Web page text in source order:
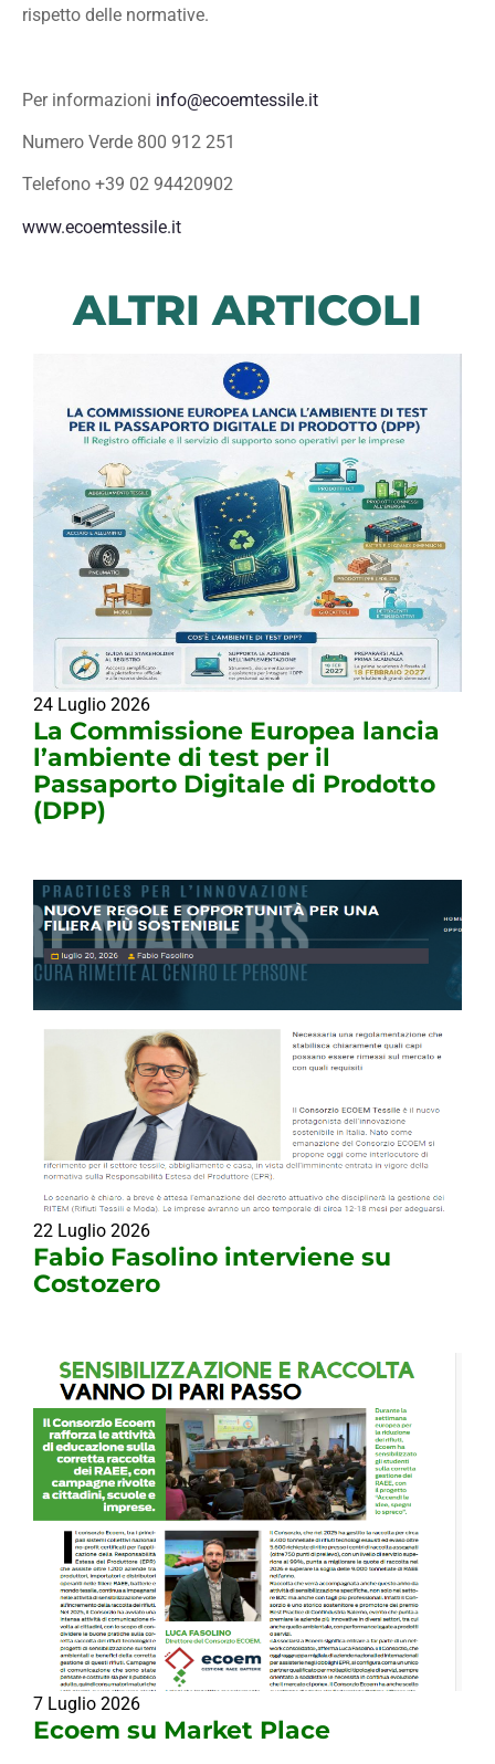
rispetto delle normative.
Per informazioni info@ecoemtessile.it
Numero Verde 800 912 251
Telefono +39 02 94420902
www.ecoemtessile.it
ALTRI ARTICOLI
24 Luglio 2026
La Commissione Europea lancia
l’ambiente di test per il
Passaporto Digitale di Prodotto
(DPP)
22 Luglio 2026
Fabio Fasolino interviene su
Costozero
7 Luglio 2026
Ecoem su Market Place